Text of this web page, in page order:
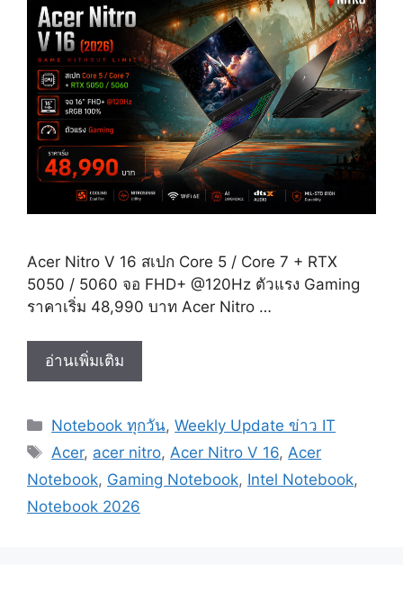
Acer Nitro V 16 สเปก Core 5 / Core 7 + RTX
5050 / 5060 จอ FHD+ @120Hz ตัวแรง Gaming
ราคาเริ่ม 48,990 บาท Acer Nitro …
อ่านเพิ่มเติม
Nitro
16
สเปก
Core
/
Categories
Notebook ทุกวัน,Weekly Update ข่าว IT
Tags
Acer, acer nitro,Acer Nitro V 16,Acer
Notebook, Gaming Notebook, Intel Notebook,
Notebook 2026